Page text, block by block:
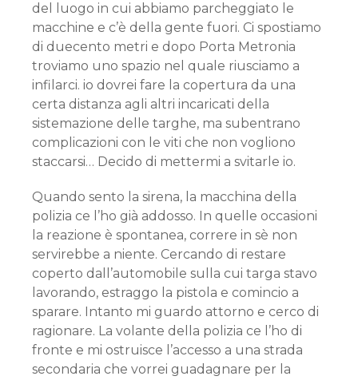
del luogo in cui abbiamo parcheggiato le
macchine e c’è della gente fuori. Ci spostiamo
di duecento metri e dopo Porta Metronia
troviamo uno spazio nel quale riusciamo a
infilarci. io dovrei fare la copertura da una
certa distanza agli altri incaricati della
sistemazione delle targhe, ma subentrano
complicazioni con le viti che non vogliono
staccarsi… Decido di mettermi a svitarle io.
Quando sento la sirena, la macchina della
polizia ce l’ho già addosso. In quelle occasioni
la reazione è spontanea, correre in sè non
servirebbe a niente. Cercando di restare
coperto dall’automobile sulla cui targa stavo
lavorando, estraggo la pistola e comincio a
sparare. Intanto mi guardo attorno e cerco di
ragionare. La volante della polizia ce l’ho di
fronte e mi ostruisce l’accesso a una strada
secondaria che vorrei guadagnare per la